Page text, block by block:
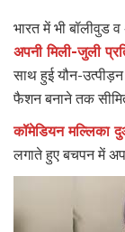
भारत में भी
अपनी मिली-जुली
साथ हुई यौन-
फैशन बनाने तक
कॉमेडियन मल्लिका
लगाते हुए बचपन में